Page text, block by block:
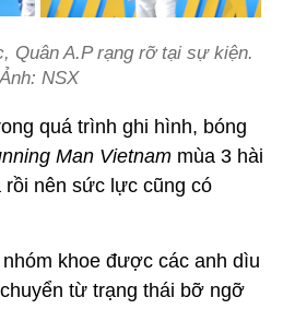
Quân A.P rạng rỡ tại sự kiện.
NSX
quá trình ghi hình, bóng
Man Vietnam mùa 3 hài
nên sức lực cũng có
khoe được các anh dìu
từ trạng thái bỡ ngỡ